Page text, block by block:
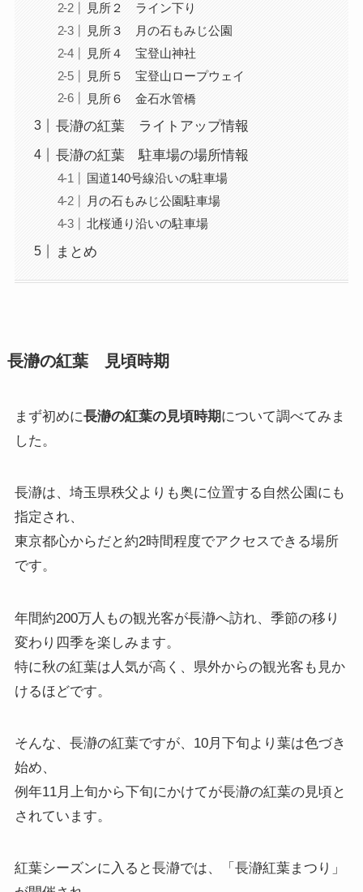
見所２ ライン下り
見所３ 月の石もみじ公園
見所４ 宝登山神社
見所５ 宝登山ロープウェイ
見所６ 金石水管橋
長瀞の紅葉 ライトアップ情報
長瀞の紅葉 駐車場の場所情報
国道140号線沿いの駐車場
月の石もみじ公園駐車場
北桜通り沿いの駐車場
まとめ
長瀞の紅葉 見頃時期
まず初めに長瀞の紅葉の見頃時期について調べてみま
した。
長瀞は、埼玉県秩父よりも奥に位置する自然公園にも
指定され、
東京都心からだと約2時間程度でアクセスできる場所
です。
年間約200万人もの観光客が長瀞へ訪れ、季節の移り
変わり四季を楽しみます。
特に秋の紅葉は人気が高く、県外からの観光客も見か
けるほどです。
そんな、長瀞の紅葉ですが、10月下旬より葉は色づき
始め、
例年11月上旬から下旬にかけてが長瀞の紅葉の見頃と
されています。
紅葉シーズンに入ると長瀞では、「長瀞紅葉まつり」